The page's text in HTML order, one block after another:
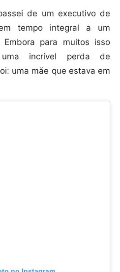
de um executivo de
tempo integral a um
Embora para muitos isso
incrível perda de
uma mãe que estava em